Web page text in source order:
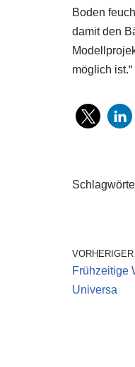
Boden
damit den
möglich ist.“
Frühzeitige
Universa